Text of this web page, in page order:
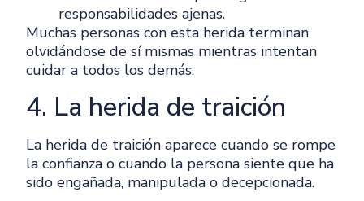
responsabilidades ajenas.
Muchas personas con esta herida terminan
olvidándose de sí mismas mientras intentan
cuidar a todos los demás.
4. La herida de traición
La herida de traición aparece cuando se rompe
la confianza o cuando la persona siente que ha
sido engañada, manipulada o decepcionada.